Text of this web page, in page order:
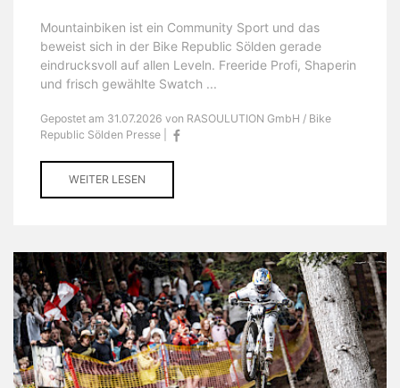
Mountainbiken ist ein Community Sport und das
beweist sich in der Bike Republic Sölden gerade
eindrucksvoll auf allen Leveln. Freeride Profi, Shaperin
und frisch gewählte Swatch ...
Gepostet am 31.07.2026 von RASOULUTION GmbH / Bike
Republic Sölden Presse |
WEITER LESEN